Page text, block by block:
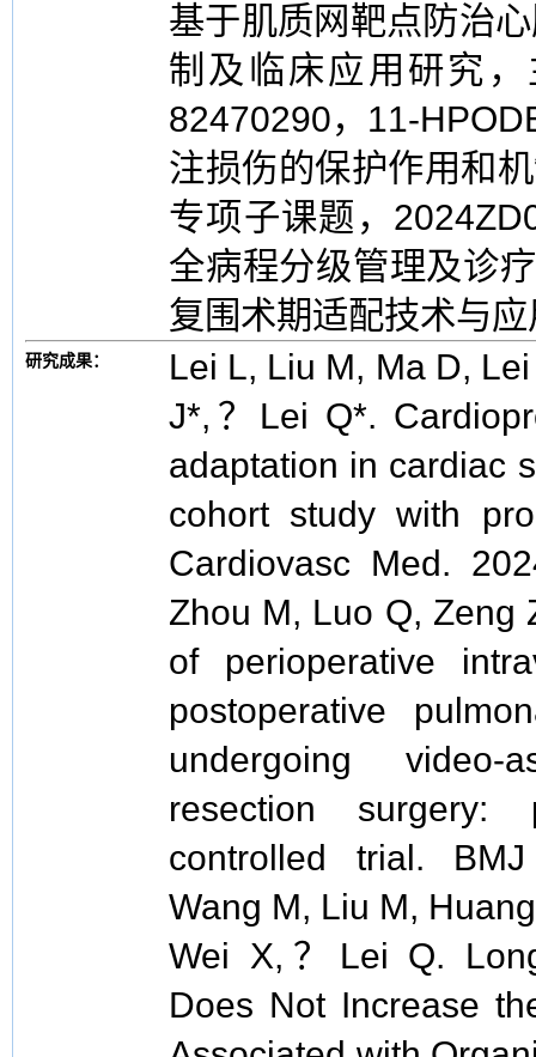
基于肌质网靶点防治
制及临床应用研究
82470290，11-
注损伤的保护作用和
专项子课题，
全病程分级管理及诊
复围术期适配技术与
研究成果：
Lei L, Liu M, Ma D,
J*,？Lei Q*.
adaptation in cardiac
cohort study with
Cardiovasc Med.
Zhou M, Luo Q, Zeng
of perioperative
postoperative
undergoing video-
resection
controlled trial. BMJ
Wang M, Liu M,
Wei X,？Lei Q.
Does Not Increase